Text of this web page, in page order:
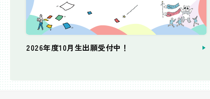
2026年度10月生出願受付中！
個別相談会